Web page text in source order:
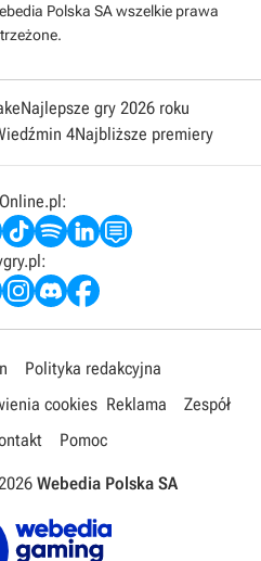
Polska SA wszelkie prawa
Najlepsze gry 2026 roku
4Najbliższe premiery
Polityka redakcyjna
cookies Reklama
Zespół
Pomoc
2026 Webedia Polska SA